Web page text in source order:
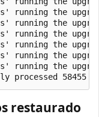
running the
running the
running the
running the
running the
running the
restaurado